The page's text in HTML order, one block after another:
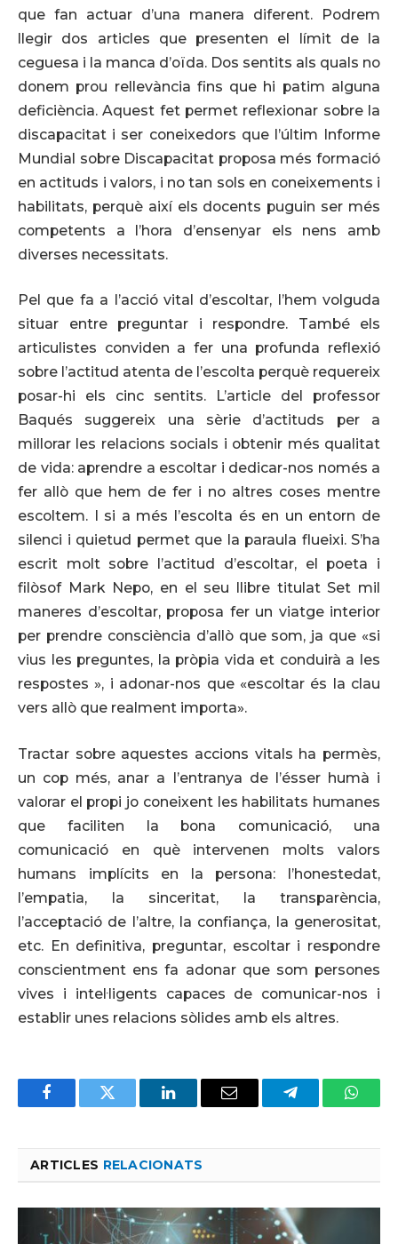
que fan actuar d’una manera diferent. Podrem
llegir dos articles que presenten el límit de la
ceguesa i la manca d’oïda. Dos sentits als quals no
donem prou rellevància fins que hi patim alguna
deficiència. Aquest fet permet reflexionar sobre la
discapacitat i ser coneixedors que l’últim Informe
Mundial sobre Discapacitat proposa més formació
en actituds i valors, i no tan sols en coneixements i
habilitats, perquè així els docents puguin ser més
competents a l’hora d’ensenyar els nens amb
diverses necessitats.
Pel que fa a l’acció vital d’escoltar, l’hem volguda
situar entre preguntar i respondre. També els
articulistes conviden a fer una profunda reflexió
sobre l’actitud atenta de l’escolta perquè requereix
posar-hi els cinc sentits. L’article del professor
Baqués suggereix una sèrie d’actituds per a
millorar les relacions socials i obtenir més qualitat
de vida: aprendre a escoltar i dedicar-nos només a
fer allò que hem de fer i no altres coses mentre
escoltem. I si a més l’escolta és en un entorn de
silenci i quietud permet que la paraula flueixi. S’ha
escrit molt sobre l’actitud d’escoltar, el poeta i
filòsof Mark Nepo, en el seu llibre titulat Set mil
maneres d’escoltar, proposa fer un viatge interior
per prendre consciència d’allò que som, ja que «si
vius les preguntes, la pròpia vida et conduirà a les
respostes », i adonar-nos que «escoltar és la clau
vers allò que realment importa».
Tractar sobre aquestes accions vitals ha permès,
un cop més, anar a l’entranya de l’ésser humà i
valorar el propi jo coneixent les habilitats humanes
que faciliten la bona comunicació, una
comunicació en què intervenen molts valors
humans implícits en la persona: l’honestedat,
l’empatia, la sinceritat, la transparència,
l’acceptació de l’altre, la confiança, la generositat,
etc. En definitiva, preguntar, escoltar i respondre
conscientment ens fa adonar que som persones
vives i intel·ligents capaces de comunicar-nos i
establir unes relacions sòlides amb els altres.
FacebookTwitter LinkedInEmail Telegram
ARTICLES RELACIONATS